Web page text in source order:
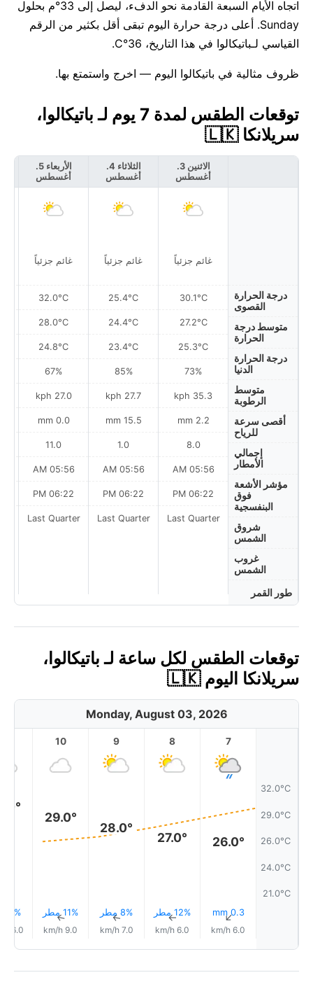
اتجاه الأيام السبعة القادمة نحو الدفء، ليصل إلى 33°م بحلول
Sunday. أعلى درجة حرارة اليوم تبقى أقل بكثير من الرقم
القياسي لـباتيكالوا في هذا التاريخ، 36°C.
ظروف مثالية في باتيكالوا اليوم — اخرج واستمتع بها.
توقعات الطقس لمدة 7 يوم لـ باتيكالوا،
سريلانكا 🇱🇰
درجة الحرارة
القصوى
متوسط درجة
الحرارة
درجة الحرارة
الدنيا
متوسط
الرطوبة
أقصى سرعة
للرياح
إجمالي
الأمطار
مؤشر الأشعة
فوق
البنفسجية
شروق
الشمس
غروب
الشمس
طور القمر
الاثنين 3.
أغسطس
غائم جزئياً
30.1°C
27.2°C
25.3°C
73%
35.3 kph
2.2 mm
8.0
05:56 AM
06:22 PM
Last Quarter
الثلاثاء 4.
أغسطس
غائم جزئياً
25.4°C
24.4°C
23.4°C
85%
27.7 kph
15.5 mm
1.0
05:56 AM
06:22 PM
Last Quarter
الأربعاء 5.
أغسطس
غائم جزئياً
32.0°C
28.0°C
24.8°C
67%
27.0 kph
0.0 mm
11.0
05:56 AM
06:22 PM
Last Quarter
توقعات الطقس لكل ساعة لـ باتيكالوا،
سريلانكا اليوم 🇱🇰
Monday, August 03, 2026
32.0°C
29.0°C
26.0°C
24.0°C
21.0°C
7
26.0°
0.3 mm
↑
6.0 km/h
8
27.0°
12% مطر↑
6.0 km/h
9
28.0°
8% مطر↑
7.0 km/h
10
29.0°
11% مطر↑
9.0 km/h
8% مطر
16.0 km/h